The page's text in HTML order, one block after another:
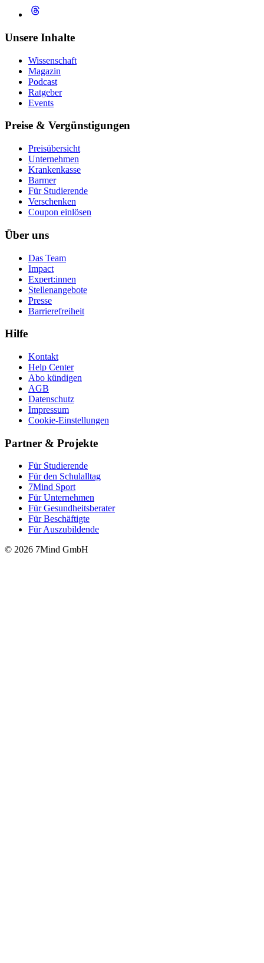
Unsere Inhalte
Wissenschaft
Magazin
Podcast
Ratgeber
Events
Preise & Vergünstigungen
Preisübersicht
Unternehmen
Krankenkasse
Barmer
Für Studierende
Ver­schen­ken
Coupon einlösen
Über uns
Das Team
Impact
Expert:innen
Stellenangebote
Presse
Barrierefreiheit
Hilfe
Kontakt
Help Center
Abo kündigen
AGB
Datenschutz
Impressum
Cookie-Einstellungen
Partner & Projekte
Für Stu­die­rende
Für den Schulalltag
7Mind Sport
Für Unter­neh­men
Für Gesund­heits­be­ra­ter
Für Beschäftigte
Für Auszubildende
© 2026 7Mind GmbH